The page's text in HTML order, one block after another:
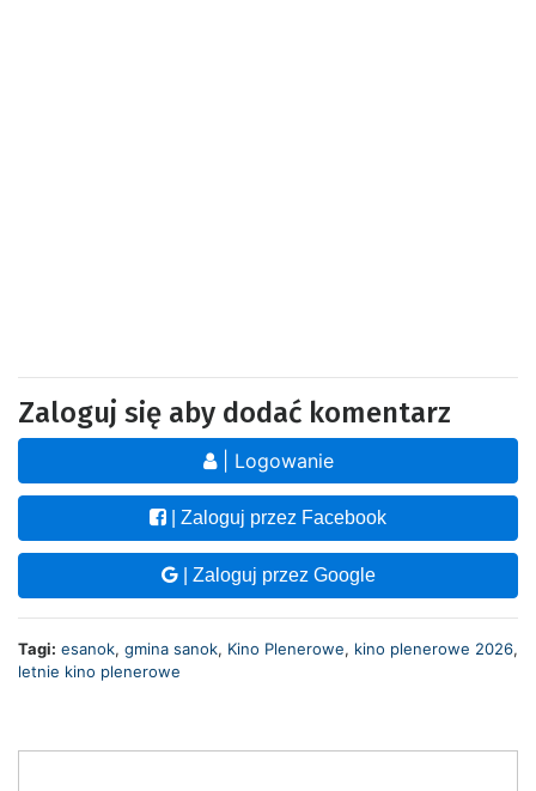
Zaloguj się aby dodać komentarz
| Logowanie
| Zaloguj przez Facebook
| Zaloguj przez Google
Tagi: esanok, gmina sanok, Kino Plenerowe, kino plenerowe 2026,
letnie kino plenerowe